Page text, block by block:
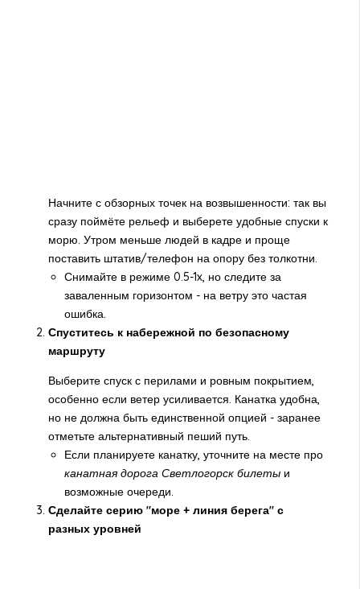
Начните с обзорных точек на возвышенности: так вы
сразу поймёте рельеф и выберете удобные спуски к
морю. Утром меньше людей в кадре и проще
поставить штатив/телефон на опору без толкотни.
Снимайте в режиме 0.5-1x, но следите за
заваленным горизонтом - на ветру это частая
ошибка.
Спуститесь к набережной по безопасному
маршруту
Выберите спуск с перилами и ровным покрытием,
особенно если ветер усиливается. Канатка удобна,
но не должна быть единственной опцией - заранее
отметьте альтернативный пеший путь.
Если планируете канатку, уточните на месте про
канатная дорога Светлогорск билетыи
возможные очереди.
Сделайте серию "море + линия берега" с
разных уровней